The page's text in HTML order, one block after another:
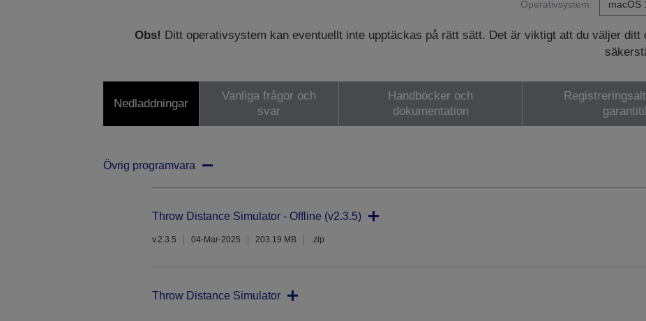
Operativsystem:
Obs! Ditt operativsystem kan eventuellt inte upptäckas på rätt sätt. Det är viktigt att du väljer
Nedladdningar
Vanliga frågor och
svar
Handböcker och
dokumentation
Övrig programvara
Throw Distance Simulator - Offline (v2.3.5)
v.2.3.5 04-Mar-2025 203.19 MB .zip
Throw Distance Simulator